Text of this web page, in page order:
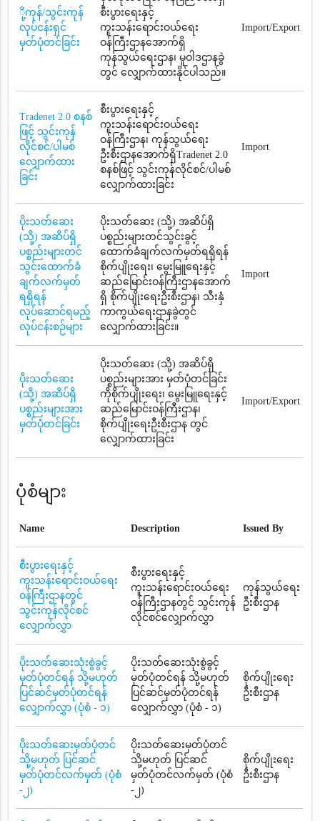
ို့ကုန်/သွင်းကုန်
လုပ်ငန်းရှင်
မှတ်ပုံတင်ခြင်း
စီးပွားရေးနှင့်
ကူးသန်းရောင်းဝယ်ရေး
ဝန်ကြီးဌာနအောက်ရှိ
ကုန်သွယ်ရေးဌာန၊ မူဝါဒဌာနခွဲ
တွင် လျှောက်ထားနိုင်ပါသည်။
Import/Export
Tradenet 2.0 စနစ်
ဖြင့် သွင်းကုန်
လိုင်စင်/ပါမစ်
လျှောက်ထား
ခြင်း
စီးပွားရေးနှင့်
ကူးသန်းရောင်းဝယ်ရေး
ဝန်ကြီးဌာန၊ ကုန်သွယ်ရေး
ဦးစီးဌာနအောက်ရှိTradenet 2.0
စနစ်ဖြင့် သွင်းကုန်လိုင်စင်/ပါမစ်
လျှောက်ထားခြင်း
Import
ပိုးသတ်ဆေး
(သို့) အဆိပ်ရှိ
ပစ္စည်းများတင်
သွင်းထောက်ခံ
ချက်လက်မှတ်
ရရှိရန်
လုပ်ဆောင်ရမည့်
လုပ်ငန်းစဉ်များ
ပိုးသတ်ဆေး (သို့) အဆိပ်ရှိ
ပစ္စည်းများတင်သွင်းခွင့်
ထောက်ခံချက်လက်မှတ်ရရှိရန်
စိုက်ပျိုးရေး၊ မွေးမြူရေးနှင့်
ဆည်မြောင်းဝန်ကြီးဌာနအောက်
ရှိ စိုက်ပျိုးရေးဦးစီးဌာန၊ သီးနှံ
ကာကွယ်ရေးဌာနခွဲတွင်
လျှောက်ထားခြင်း။
Import
ပိုးသတ်ဆေး
(သို့) အဆိပ်ရှိ
ပစ္စည်းများအား
မှတ်ပုံတင်ခြင်း
ပိုးသတ်ဆေး (သို့) အဆိပ်ရှိ
ပစ္စည်းများအား မှတ်ပုံတင်ခြင်း
ကိုစိုက်ပျိုးရေး၊ မွေးမြူရေးနှင့်
ဆည်မြောင်းဝန်ကြီးဌာန၊
စိုက်ပျိုးရေးဦးစီးဌာန တွင်
လျှောက်ထားခြင်း
Import/Export
ပုံစံများ
Name Description Issued By
စီးပွားရေးနှင့်
ကူးသန်းရောင်းဝယ်ရေး
ဝန်ကြီးဌာနတွင်
သွင်းကုန်လိုင်စင်
လျှောက်လွှာ
စီးပွားရေးနှင့်
ကူးသန်းရောင်းဝယ်ရေး
ဝန်ကြီးဌာနတွင် သွင်းကုန်
လိုင်စင်လျှောက်လွှာ
ကုန်သွယ်ရေး
ဦးစီးဌာန
ပိုးသတ်ဆေးသုံးစွဲခွင့်
မှတ်ပုံတင်ရန် သို့မဟုတ်
ပြင်ဆင်မှတ်ပုံတင်ရန်
လျှောက်လွှာ (ပုံစံ - ၁)
ပိုးသတ်ဆေးသုံးစွဲခွင့်
မှတ်ပုံတင်ရန် သို့မဟုတ်
ပြင်ဆင်မှတ်ပုံတင်ရန်
လျှောက်လွှာ (ပုံစံ - ၁)
စိုက်ပျိုးရေး
ဦးစီးဌာန
ပိုးသတ်ဆေးမှတ်ပုံတင်
သို့မဟုတ် ပြင်ဆင်
မှတ်ပုံတင်လက်မှတ် (ပုံစံ
-၂)
ပိုးသတ်ဆေးမှတ်ပုံတင်
သို့မဟုတ် ပြင်ဆင်
မှတ်ပုံတင်လက်မှတ် (ပုံစံ
-၂)
စိုက်ပျိုးရေး
ဦးစီးဌာန